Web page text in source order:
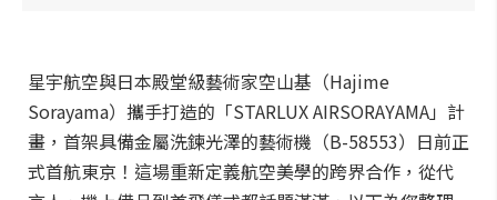
星宇航空與日本殿堂級藝術家空山基（Hajime
Sorayama）攜手打造的「STARLUX AIRSORAYAMA」計
畫，首架具備金屬洗鍊光澤的藝術機（B-58553）日前正
式首航東京！這場重新定義航空美學的跨界合作，從代